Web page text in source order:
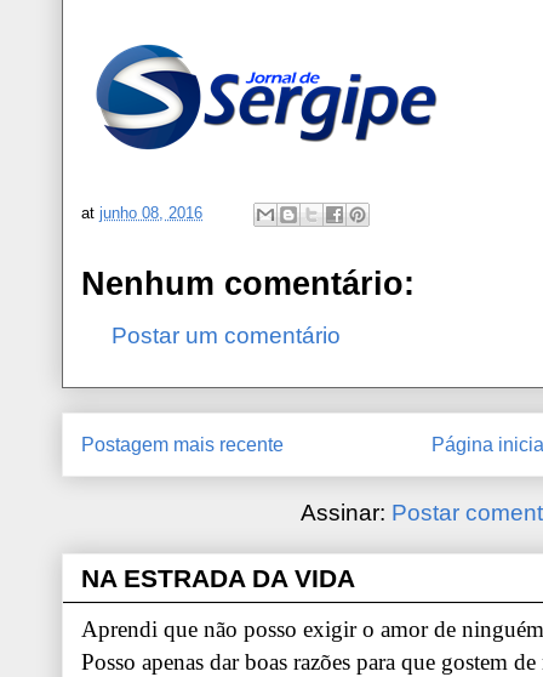
at junho 08, 2016
Nenhum comentário:
Postar um comentário
Postagem mais recente Página
Assinar: Postar
NA ESTRADA DA VIDA
Aprendi que não posso exigir o amor de
Posso apenas dar boas razões para que gostem